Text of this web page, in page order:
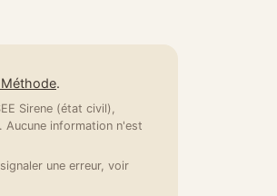
.
Sirene (état civil),
Aucune information n'est
une erreur, voir